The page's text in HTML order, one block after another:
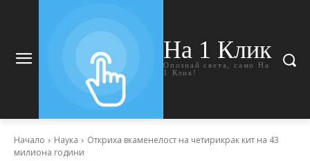
На 1 Клик
Опознай света, само На
1 Клик!
Начало Наука
Откриха вкаменелост на четирикрак кит на 43
милиона години